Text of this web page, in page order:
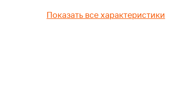
Показать все характеристики